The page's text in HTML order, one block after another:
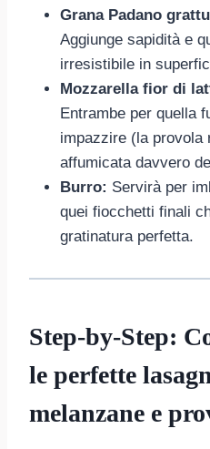
Grana Padano
Aggiunge sapidità e
irresistibile in
Mozzarella fior di
Entrambe per quella
impazzire (la provola
affumicata davvero
Burro: Servirà per
quei fiocchetti finali
gratinatura perfetta.
Step-by-Step:
le perfette
melanzane e